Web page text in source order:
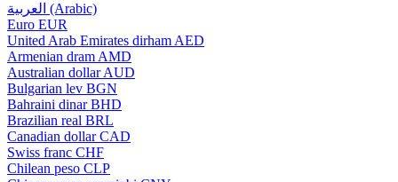
العربية (Arabic)
Euro EUR
United Arab Emirates dirham AED
Armenian dram AMD
Australian dollar AUD
Bulgarian lev BGN
Bahraini dinar BHD
Brazilian real BRL
Canadian dollar CAD
Swiss franc CHF
Chilean peso CLP